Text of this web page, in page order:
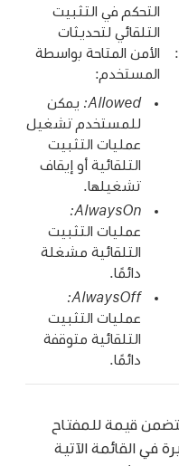
التحكم في التثبيت
التلقائي لتحديثات
الأمن المتاحة بواسطة
المستخدم:
‏Allowed:
يمكن
للمستخدم تشغيل
عمليات التثبيت
التلقائية أو إيقاف
تشغيلها.
‏AlwaysOn:
عمليات التثبيت
التلقائية مشغلة
دائمًا.
‏AlwaysOff:
عمليات التثبيت
التلقائية متوقفة
دائمًا.
قيمة للمفتاح
في القائمة الآتية